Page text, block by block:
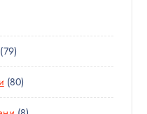
И
А
Р
І
В
797
9
Т
О
808
0